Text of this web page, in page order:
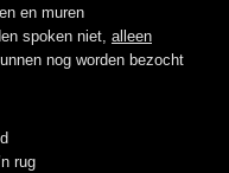
en muren
spoken niet, alleen
nog worden bezocht
rug